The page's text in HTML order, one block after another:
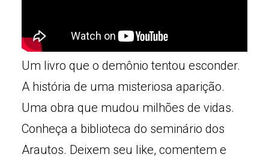
Um livro que o demônio tentou esconder.
A história de uma misteriosa aparição.
Uma obra que mudou milhões de vidas.
Conheça a biblioteca do seminário dos
Arautos. Deixem seu like, comentem e